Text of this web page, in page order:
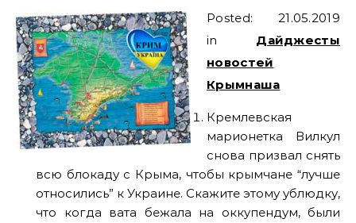
Posted: 21.05.2019
in Дайджесты
новостей
Крымнаша
Кремлевская
марионетка Вилкул
снова призвал снять
всю блокаду с Крыма, чтобы крымчане “лучше
относились” к Украине. Скажите этому ублюдку,
что когда вата бежала на оккупендум, были